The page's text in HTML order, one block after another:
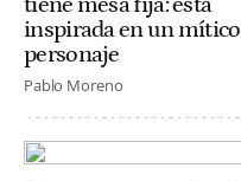
inspirada en un mítico
personaje
Pablo Moreno